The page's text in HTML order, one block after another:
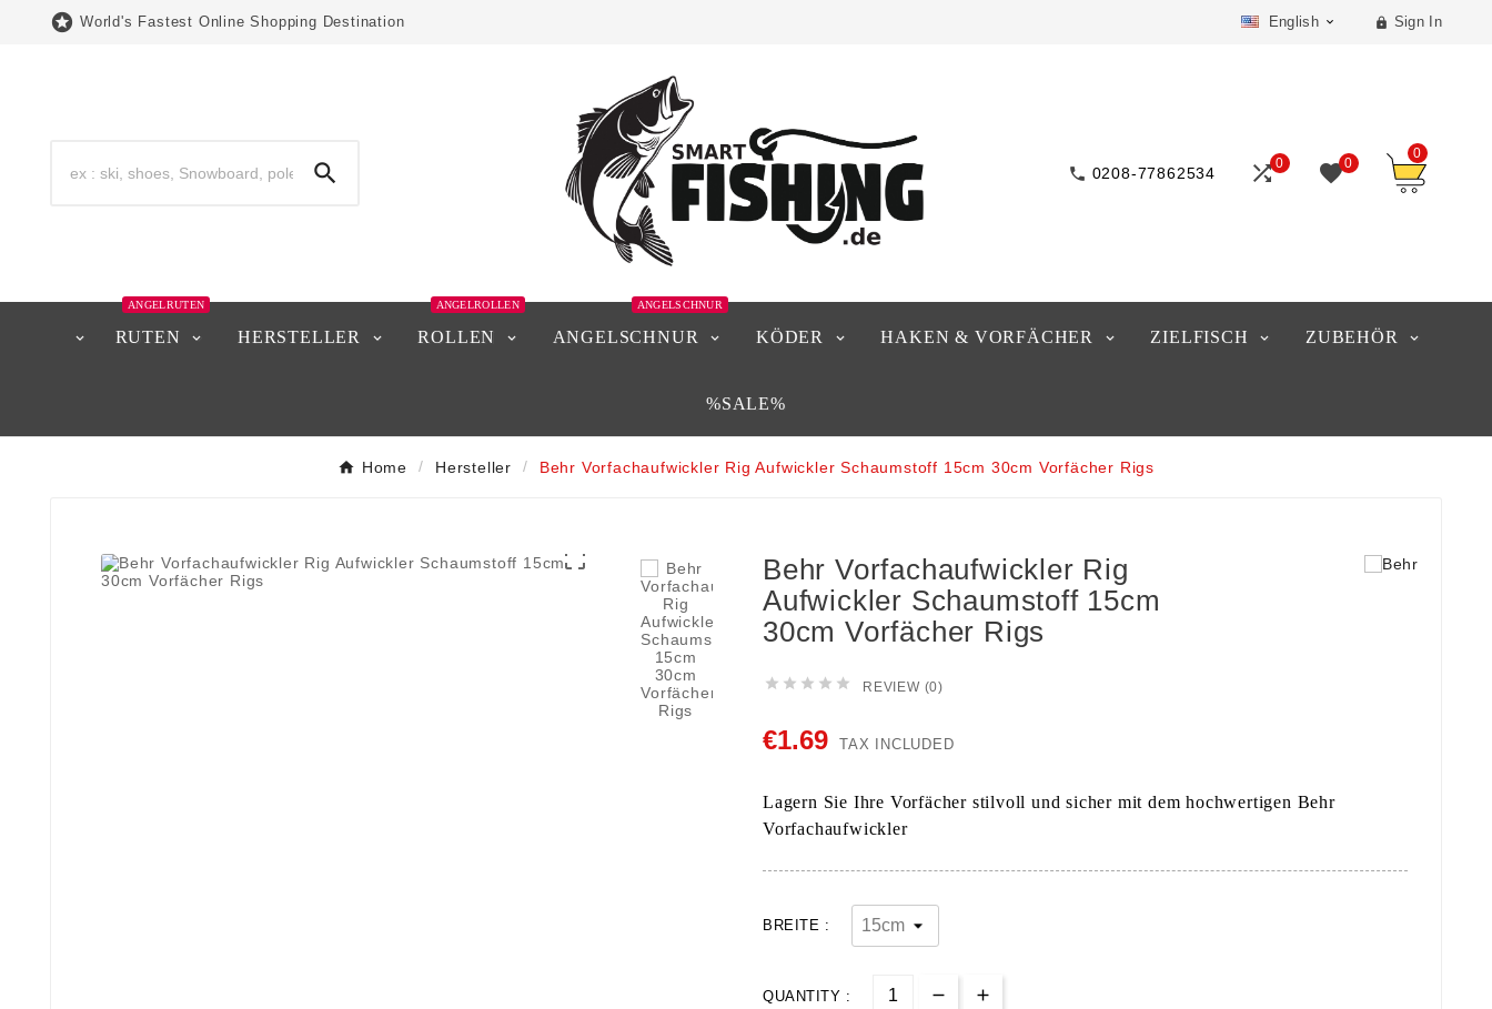
 World's Fastest Online Shopping Destination English   Sign In
  0208-77862534 0 0
0
RUTEN
ANGELRUTEN
HERSTELLER ROLLEN
ANGELROLLEN
ANGELSCHNUR
ANGELSCHNUR
KÖDER HAKEN & VORFÄCHER ZIELFISCH ZUBEHÖR
%SALE%
Home Hersteller Behr Vorfachaufwickler Rig Aufwickler Schaumstoff 15cm 30cm Vorfächer Rigs

Behr Vorfachaufwickler Rig
Aufwickler Schaumstoff 15cm
30cm Vorfächer Rigs
     REVIEW (0)
€1.69 TAX INCLUDED
Lagern Sie Ihre Vorfächer stilvoll und sicher mit dem hochwertigen Behr
Vorfachaufwickler
BREITE :
QUANTITY :